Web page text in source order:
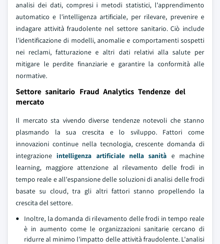
analisi dei dati, compresi i metodi statistici, l'apprendimento
automatico e l'intelligenza artificiale, per rilevare, prevenire e
indagare attività fraudolente nel settore sanitario. Ciò include
l'identificazione di modelli, anomalie e comportamenti sospetti
nei reclami, fatturazione e altri dati relativi alla salute per
mitigare le perdite finanziarie e garantire la conformità alle
normative.
Settore sanitario Fraud Analytics Tendenze del
mercato
Il mercato sta vivendo diverse tendenze notevoli che stanno
plasmando la sua crescita e lo sviluppo. Fattori come
innovazioni continue nella tecnologia, crescente domanda di
integrazione intelligenza artificiale nella sanità e machine
learning, maggiore attenzione al rilevamento delle frodi in
tempo reale e all'espansione delle soluzioni di analisi delle frodi
basate su cloud, tra gli altri fattori stanno propellendo la
crescita del settore.
Inoltre, la domanda di rilevamento delle frodi in tempo reale
è in aumento come le organizzazioni sanitarie cercano di
ridurre al minimo l'impatto delle attività fraudolente. L'analisi